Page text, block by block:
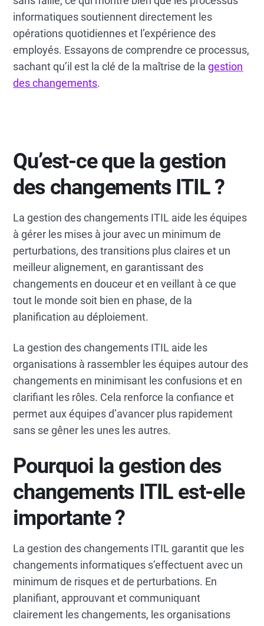
problèmes, la gestion des versions et la
CMDB.
Lisez le guide complet pour maîtriser la
gestion des changements ITIL et transformer
la façon dont votre organisation gère les
informatiques soutiennent directement les
opérations quotidiennes et l’expérience des
employés. Essayons de comprendre ce processus,
sachant qu’il est la clé de la maîtrise de lagestion
des changements.
Qu’est-ce que la gestion
des changements ITIL ?
La gestion des changements ITIL aide les équipes
à gérer les mises à jour avec un minimum de
perturbations, des transitions plus claires et un
meilleur alignement, en garantissant des
changements en douceur et en veillant à ce que
tout le monde soit bien en phase, de la
planification au déploiement.
La gestion des changements ITIL aide les
organisations à rassembler les équipes autour des
changements en minimisant les confusions et en
clarifiant les rôles. Cela renforce la confiance et
permet aux équipes d’avancer plus rapidement
sans se gêner les unes les autres.
Pourquoi la gestion des
changements ITIL est-elle
importante ?
La gestion des changements ITIL garantit que les
changements informatiques s’effectuent avec un
minimum de risques et de perturbations. En
planifiant, approuvant et communiquant
clairement les changements, les organisations